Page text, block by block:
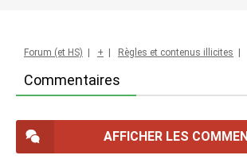
Commentaires
Forum (et HS) | + | Règles et contenus illicites |
AFFICHER LES